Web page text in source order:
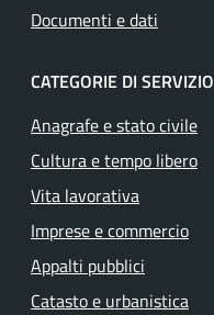
Documenti e dati
CATEGORIE DI SERVIZIO
Anagrafe e stato civile
Cultura e tempo libero
Vita lavorativa
Imprese e commercio
Appalti pubblici
Catasto e urbanistica